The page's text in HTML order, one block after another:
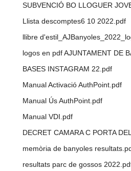
SUBVENCIÓ BO LLOGUER
Llista descomptes6 10 2022.pdf
llibre
logos en pdf AJUNTAMENT DE
BASES INSTAGRAM 22.pdf
Manual Activació AuthPoint.pdf
Manual Ús AuthPoint.pdf
Manual VDI.pdf
DECRET CAMARA C PORTA
memòria de banyoles
resultats parc de gossos